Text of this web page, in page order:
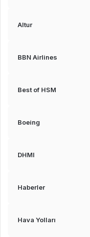
Altur
BBN Airlines
Best of HSM
Boeing
DHMI
Haberler
Hava Yolları